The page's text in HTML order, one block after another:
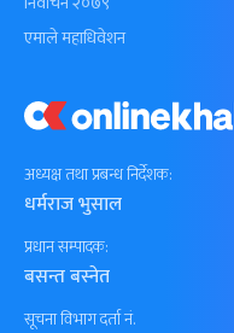
अध्यक्ष तथा प्रबन्ध निर्देशक:
धर्मराज भुसाल
प्रधान सम्पादक:
बसन्त बस्नेत
सूचना विभाग दर्ता नं.
एमाले महाधिवेशन